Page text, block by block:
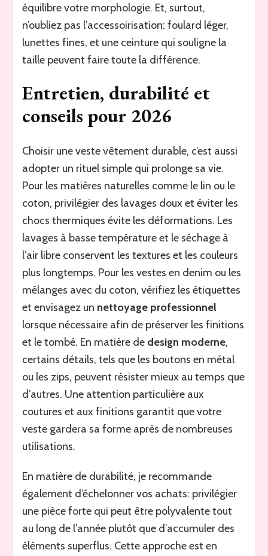
équilibre votre morphologie. Et, surtout,
n’oubliez pas l’accessoirisation: foulard léger,
lunettes fines, et une ceinture qui souligne la
taille peuvent faire toute la différence.
Entretien, durabilité et
conseils pour 2026
Choisir une veste vêtement durable, c’est aussi
adopter un rituel simple qui prolonge sa vie.
Pour les matières naturelles comme le lin ou le
coton, privilégier des lavages doux et éviter les
chocs thermiques évite les déformations. Les
lavages à basse température et le séchage à
l’air libre conservent les textures et les couleurs
plus longtemps. Pour les vestes en denim ou les
mélanges avec du coton, vérifiez les étiquettes
et envisagez un nettoyage professionnel
lorsque nécessaire afin de préserver les finitions
et le tombé. En matière de design moderne,
certains détails, tels que les boutons en métal
ou les zips, peuvent résister mieux au temps que
d’autres. Une attention particulière aux
coutures et aux finitions garantit que votre
veste gardera sa forme après de nombreuses
utilisations.
En matière de durabilité, je recommande
également d’échelonner vos achats: privilégier
une pièce forte qui peut être polyvalente tout
au long de l’année plutôt que d’accumuler des
éléments superflus. Cette approche est en